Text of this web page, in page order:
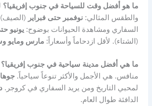
ما هو أفضل وقت للسياحة في جنوب إفريقيا؟
والطقس المثالي: نوفمبر حتى فبراير
السفاري ومشاهدة الحيوانات بوضوح: يونيو
(الشتاء). لأقل ازدحاماً وأسعاراً: مارس ومايو
ما هي أفضل مدينة سياحية في جنوب إفريقيا؟
منافس. هي الأجمل والأكثر تنوعاً سياحياً.
لمحبي التاريخ ومن يريد السفاري في كروجر.
الدافئة طوال العام.